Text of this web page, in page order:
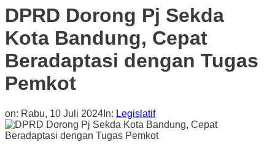
DPRD Dorong Pj Sekda
Kota Bandung, Cepat
Beradaptasi dengan Tugas
Pemkot
on: Rabu, 10 Juli 2024 In: Legislatif